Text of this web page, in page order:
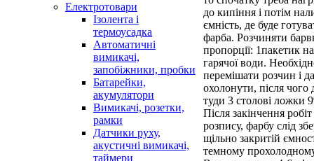
Електротовари
Ізолента і
термоусадка
Автоматичні
вимикачі,
запобіжники, пробки
Батарейки,
акумулятори
Вимикачі, розетки,
рамки
Датчики руху,
акустичні вимикачі,
таймери
до кипіння і потім
ємність, де буде
фарба. Розчиняти
пропорції: 1пакетик
гарячої води.
перемішати розчин і
охолонути, після чого
туди 3 столові ложки
Після закінчення
розпису, фарбу слід
щільно закритій
темному